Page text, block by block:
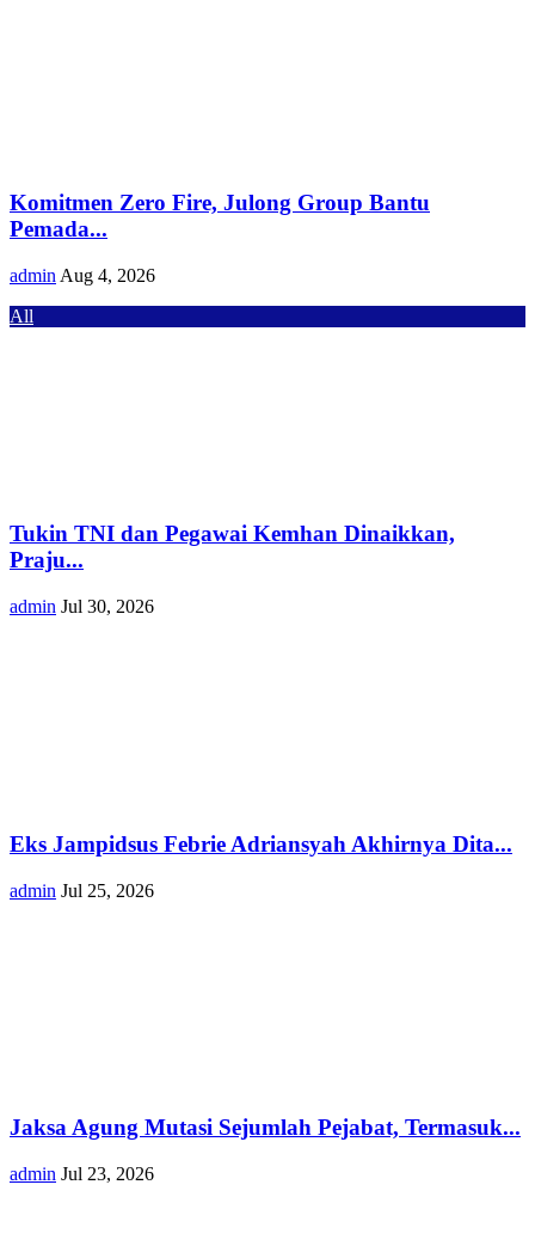
Komitmen Zero Fire, Julong Group Bantu
Pemada...
admin Aug 4, 2026
All
Tukin TNI dan Pegawai Kemhan Dinaikkan,
Praju...
admin Jul 30, 2026
Eks Jampidsus Febrie Adriansyah Akhirnya Dita...
admin Jul 25, 2026
Jaksa Agung Mutasi Sejumlah Pejabat, Termasuk...
admin Jul 23, 2026